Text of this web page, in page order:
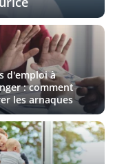
d'emploi à
: comment
les arnaques